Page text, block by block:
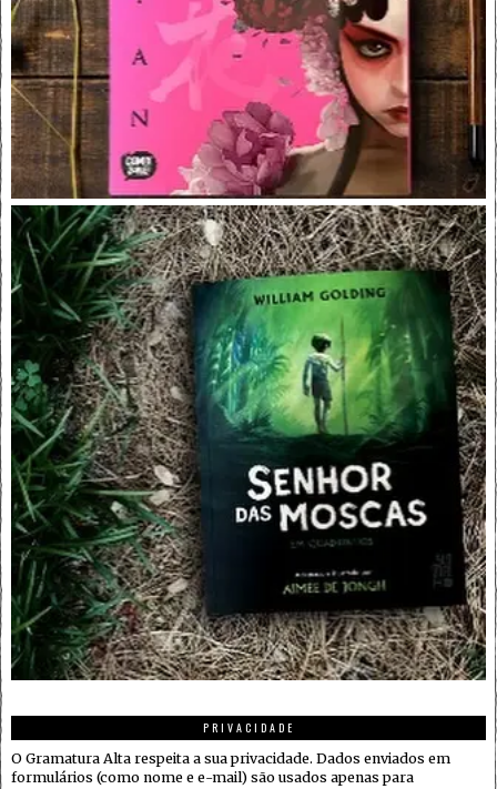
PRIVACIDADE
O Gramatura Alta respeita a sua privacidade. Dados enviados em
formulários (como nome e e-mail) são usados apenas para